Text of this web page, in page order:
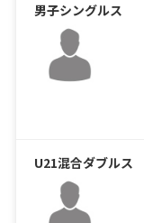
男子シングルス
U21混合ダブルス